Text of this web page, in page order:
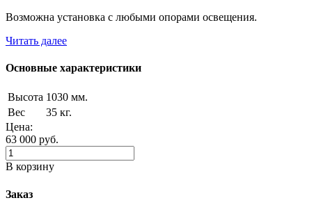
Возможна установка с любыми опорами освещения.
Читать далее
Основные характеристики
Высота 1030 мм.
Вес
35 кг.
Цена:
63 000 руб.
В корзину
Заказ